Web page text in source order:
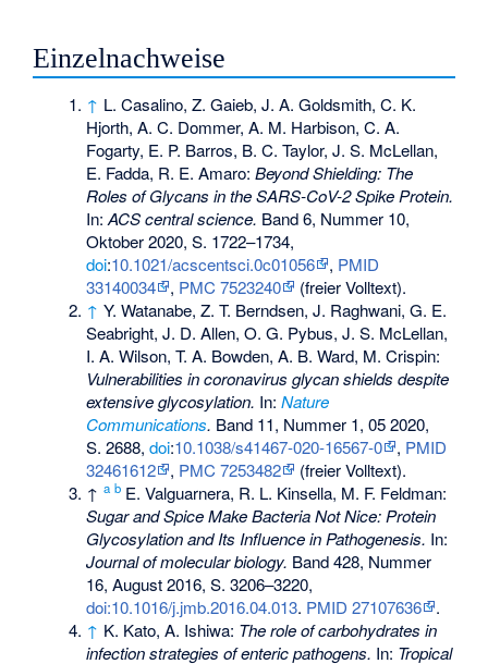
Einzelnachweise
↑ L. Casalino, Z. Gaieb, J. A. Goldsmith, C. K.
Hjorth, A. C. Dommer, A. M. Harbison, C. A.
Fogarty, E. P. Barros, B. C. Taylor, J. S. McLellan,
E. Fadda, R. E. Amaro:Beyond Shielding: The
Roles of Glycans in the SARS-CoV-2 Spike Protein.
In:ACS central science. Band 6, Nummer 10,
Oktober 2020, S. 1722–1734,
doi:10.1021/acscentsci.0c01056 , PMID
33140034
, PMC 7523240
(freier Volltext).
↑ Y. Watanabe, Z. T. Berndsen, J. Raghwani, G. E.
Seabright, J. D. Allen, O. G. Pybus, J. S. McLellan,
I. A. Wilson, T. A. Bowden, A. B. Ward, M. Crispin:
Vulnerabilities in coronavirus glycan shields despite
extensive glycosylation. In:Nature
Communications. Band 11, Nummer 1, 05 2020,
S. 2688,doi:10.1038/s41467-020-16567-0 , PMID
32461612
, PMC 7253482
(freier Volltext).
↑a b E. Valguarnera, R. L. Kinsella, M. F. Feldman:
Sugar and Spice Make Bacteria Not Nice: Protein
Glycosylation and Its Influence in Pathogenesis. In:
Journal of molecular biology. Band 428, Nummer
16, August 2016, S. 3206–3220,
doi:10.1016/j.jmb.2016.04.013. PMID 27107636
.
↑ K. Kato, A. Ishiwa: The role of carbohydrates in
infection strategies of enteric pathogens. In: Tropical